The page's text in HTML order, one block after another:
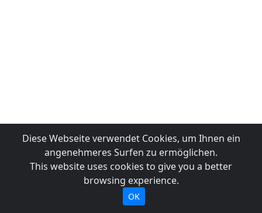
Diese Webseite verwendet Cookies, um Ihnen ein
angenehmeres Surfen zu ermöglichen.
This website uses cookies to give you a better
browsing experience.
OK